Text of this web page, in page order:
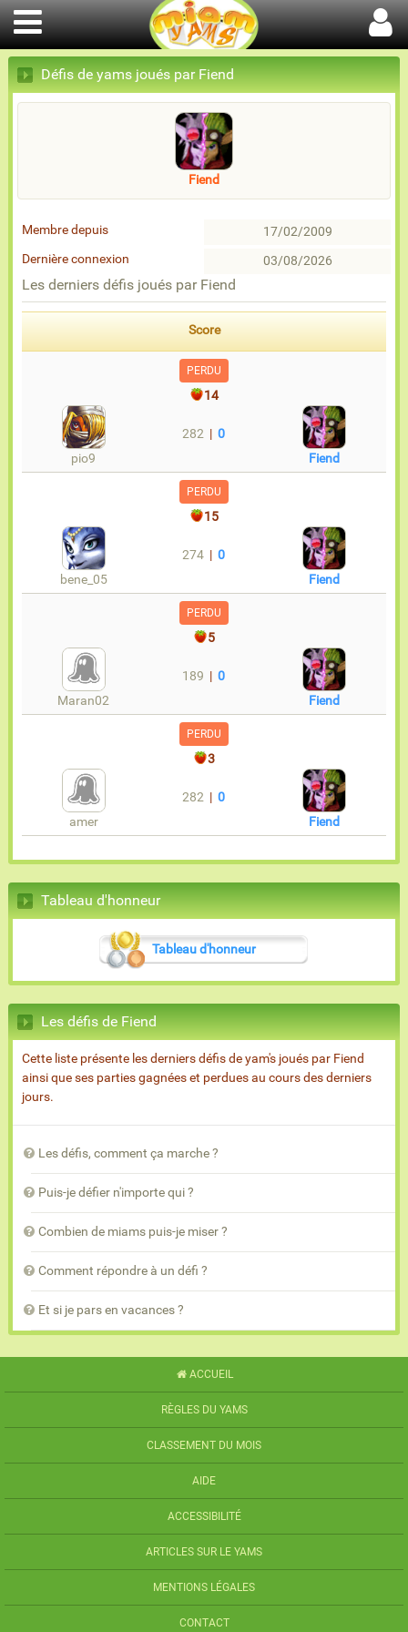
Défis de yams joués par Fiend
Fiend
Membre depuis
17/02/2009
Dernière connexion
03/08/2026
Les derniers défis joués par Fiend
Score
PERDU
14
pio9
282 |0
Fiend
PERDU
15
bene_05
274 |0
Fiend
PERDU
5
Maran02
189 |0
Fiend
PERDU
3
amer
282 |0
Fiend
Tableau d'honneur
Tableau d'honneur
Les défis de Fiend
Cette liste présente les derniers défis de yam's joués par Fiend
ainsi que ses parties gagnées et perdues au cours des derniers
jours.
Les défis, comment ça marche ?
Puis-je défier n'importe qui ?
Combien de miams puis-je miser ?
Comment répondre à un défi ?
Et si je pars en vacances ?
ACCUEIL
RÈGLES DU YAMS
CLASSEMENT DU MOIS
AIDE
ACCESSIBILITÉ
ARTICLES SUR LE YAMS
MENTIONS LÉGALES
CONTACT